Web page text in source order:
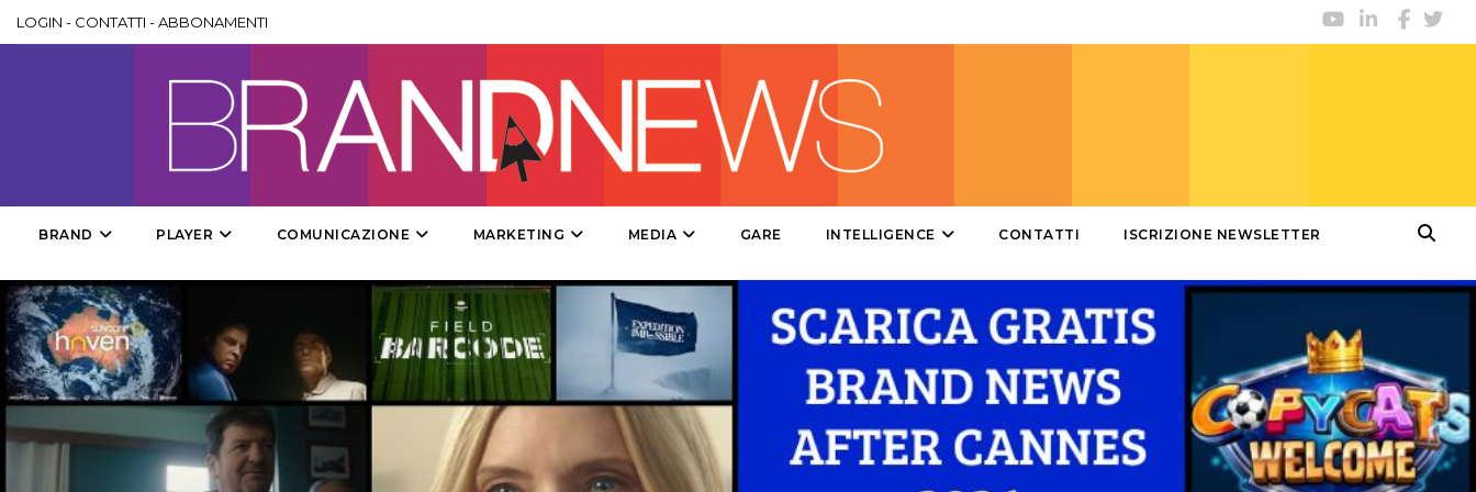
DESIGN
PUNTI VENDITA
CSR
LOGIN - CONTATTI -ABBONAMENTI
BRAND PLAYER COMUNICAZIONE MARKETING MEDIA GARE INTELLIGENCE CONTATTI ISCRIZIONE NEWSLETTER